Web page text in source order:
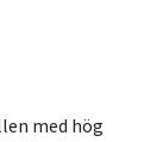
med hög